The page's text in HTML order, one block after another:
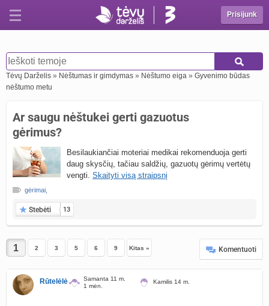
Prisijunk
Tėvų Darželis » Nėštumas ir gimdymas » Nėštumo eiga » Gyvenimo būdas
nėštumo metu
Ar saugu nėštukei gerti gazuotus
gėrimus?
Besilaukiančiai moteriai medikai rekomenduoja gerti
daug skysčių, tačiau saldžių, gazuotų gėrimų vertėtų
vengti. Skaityti visą straipsnį
gėrimai
Stebėti 13
2 3 5 6 9 Kitas » Komentuoti
Rūtelėlė
Samanta 11 m.
1 mėn.
Kamilis 14 m.